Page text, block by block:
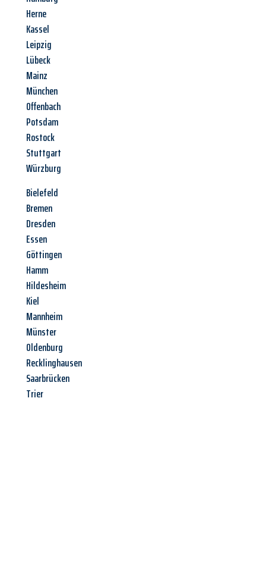
Herne
Kassel
Leipzig
Lübeck
Mainz
München
Offenbach
Potsdam
Rostock
Stuttgart
Würzburg
Bielefeld
Bremen
Dresden
Essen
Göttingen
Hamm
Hildesheim
Kiel
Mannheim
Münster
Oldenburg
Recklinghausen
Saarbrücken
Trier